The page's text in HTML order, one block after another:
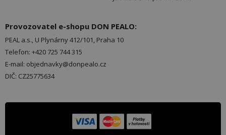
Provozovatel e-shopu DON PEALO:
PEAL a.s., U Plynárny 412/101, Praha 10
Telefon: +420 725 744 315
E-mail: objednavky@donpealo.cz
DIČ: CZ25775634